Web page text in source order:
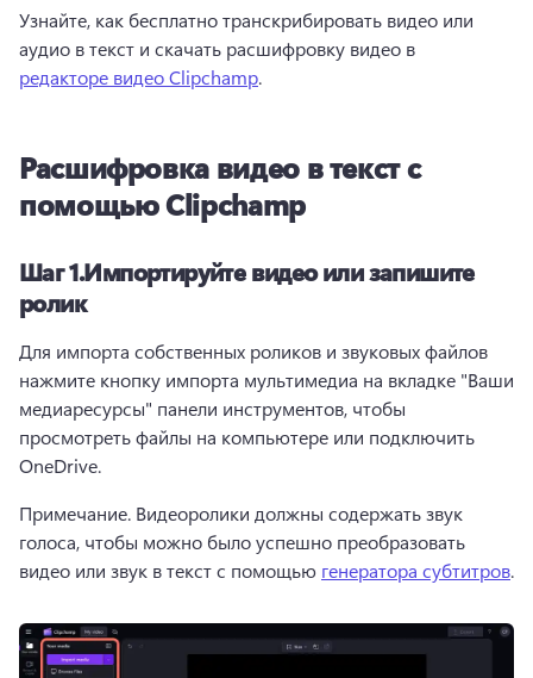
Узнайте, как бесплатно транскрибировать видео или
аудио в текст и скачать расшифровку видео в
редакторе видео Clipchamp.
Расшифровка видео в текст с
помощью Clipchamp
Шаг 1.Импортируйте видео или запишите
ролик
Для импорта собственных роликов и звуковых файлов
нажмите кнопку импорта мультимедиа на вкладке "Ваши
медиаресурсы" панели инструментов, чтобы
просмотреть файлы на компьютере или подключить
OneDrive.
Примечание. Видеоролики должны содержать звук
голоса, чтобы можно было успешно преобразовать
видео или звук в текст с помощью генератора субтитров